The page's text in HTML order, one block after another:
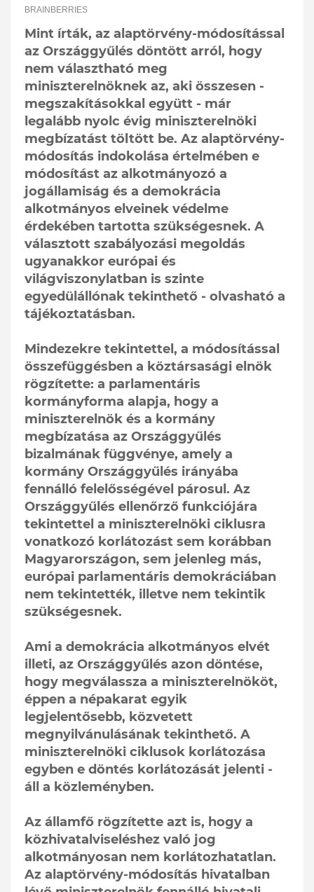
Mint írták, az alaptörvény-módosítással
az Országgyűlés döntött arról, hogy
nem választható meg
miniszterelnöknek az, aki összesen -
megszakításokkal együtt - már
legalább nyolc évig miniszterelnöki
megbízatást töltött be. Az alaptörvény-
módosítás indokolása értelmében e
módosítást az alkotmányozó a
jogállamiság és a demokrácia
alkotmányos elveinek védelme
érdekében tartotta szükségesnek. A
választott szabályozási megoldás
ugyanakkor európai és
világviszonylatban is szinte
egyedülállónak tekinthető - olvasható a
tájékoztatásban.
Mindezekre tekintettel, a módosítással
összefüggésben a köztársasági elnök
rögzítette: a parlamentáris
kormányforma alapja, hogy a
miniszterelnök és a kormány
megbízatása az Országgyűlés
bizalmának függvénye, amely a
kormány Országgyűlés irányába
fennálló felelősségével párosul. Az
Országgyűlés ellenőrző funkciójára
tekintettel a miniszterelnöki ciklusra
vonatkozó korlátozást sem korábban
Magyarországon, sem jelenleg más,
európai parlamentáris demokráciában
nem tekintették, illetve nem tekintik
szükségesnek.
Ami a demokrácia alkotmányos elvét
illeti, az Országgyűlés azon döntése,
hogy megválassza a miniszterelnököt,
éppen a népakarat egyik
legjelentősebb, közvetett
megnyilvánulásának tekinthető. A
miniszterelnöki ciklusok korlátozása
egyben e döntés korlátozását jelenti -
áll a közleményben.
Az államfő rögzítette azt is, hogy a
közhivatalviseléshez való jog
alkotmányosan nem korlátozhatatlan.
Az alaptörvény-módosítás hivatalban